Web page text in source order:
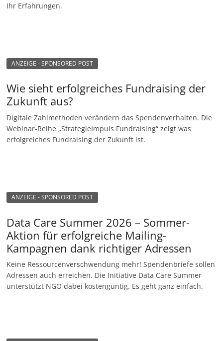
Ihr Erfahrungen.
ANZEIGE - SPONSORED POST
Wie sieht erfolgreiches Fundraising der
Zukunft aus?
Digitale Zahlmethoden verändern das Spendenverhalten. Die
Webinar-Reihe „StrategieImpuls Fundraising“ zeigt was
erfolgreiches Fundraising der Zukunft ist.
ANZEIGE - SPONSORED POST
Data Care Summer 2026 – Sommer-
Aktion für erfolgreiche Mailing-
Kampagnen dank richtiger Adressen
Keine Ressourcenverschwendung mehr! Spendenbriefe sollen
Adressen auch erreichen. Die Initiative Data Care Summer
unterstützt NGO dabei kostengüntig. Es geht ganz einfach.